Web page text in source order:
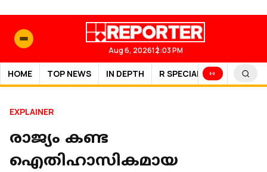
Aug 6, 202612:03 PM
HOME TOP NEWS IN DEPTH R SPECIAL SPORTS
EXPLAINER
രാജ്യം കണ്ട
ഐതിഹാസികമായ